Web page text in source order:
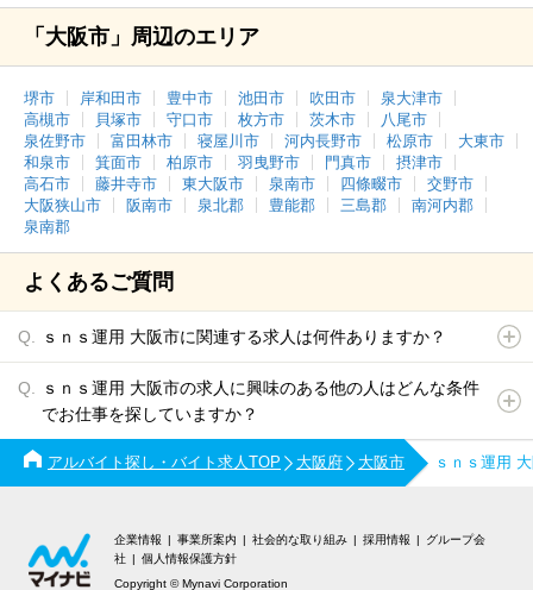
「大阪市」周辺のエリア
堺市 岸和田市 豊中市 池田市 吹田市
泉大津市
高槻市
貝塚市 守口市 枚方市 茨木市
八尾市
泉佐野市
富田林市 寝屋川市 河内長野市 松原市
大東市
和泉市
箕面市 柏原市 羽曳野市 門真市
摂津市
高石市
藤井寺市 東大阪市 泉南市 四條畷市
交野市
大阪狭山市
阪南市 泉北郡 豊能郡 三島郡
南河内郡
泉南郡
よくあるご質問
ｓｎｓ運用 大阪市に関連する求人は何件ありますか？
ｓｎｓ運用 大阪市の求人に興味のある他の人はどんな条件
でお仕事を探していますか？
アルバイト探し・バイト求人TOP 大阪府 大阪市 ｓｎｓ運用
企業情報 事業所案内 社会的な取り組み 採用情報
グループ会
社
個人情報保護方針
Copyright © Mynavi Corporation